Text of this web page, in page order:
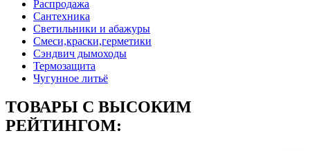
Распродажа
Сантехника
Светильники и абажуры
Смеси,краски,герметики
Сэндвич дымоходы
Термозащита
Чугунное литьё
ТОВАРЫ С ВЫСОКИМ
РЕЙТИНГОМ: